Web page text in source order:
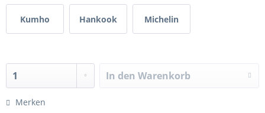
Kumho Hankook Michelin
In den Warenkorb
Merken